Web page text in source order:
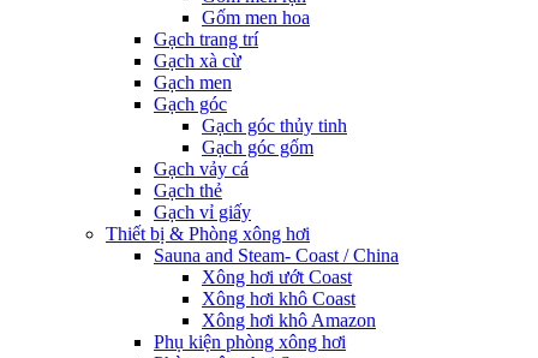
Gốm men hoa
Gạch trang trí
Gạch xà cừ
Gạch men
Gạch góc
Gạch góc thủy tinh
Gạch góc gốm
Gạch vảy cá
Gạch thẻ
Gạch vỉ giấy
Thiết bị & Phòng xông hơi
Sauna and Steam- Coast / China
Xông hơi ướt Coast
Xông hơi khô Coast
Xông hơi khô Amazon
Phụ kiện phòng xông hơi